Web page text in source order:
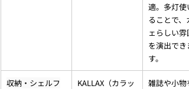
適。多灯使
ることで、
ェらしい雰
を演出できま
す。
収納・シェルフ
KALLAX（カラッ
雑誌や小物